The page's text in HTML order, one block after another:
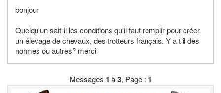
bonjour
Quelqu'un sait-il les conditions qu'il faut remplir pour créer
un élevage de chevaux, des trotteurs français. Y a t il des
normes ou autres? merci
Messages 1 à3, Page: 1